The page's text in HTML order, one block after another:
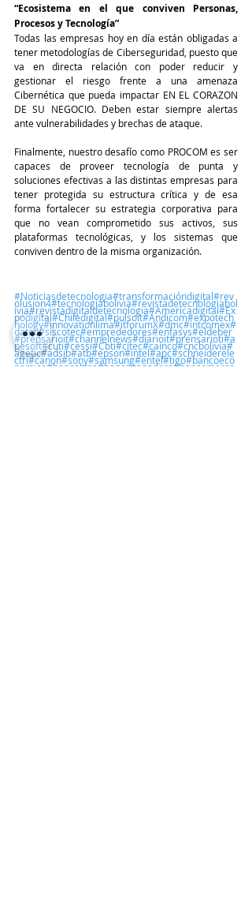
“Ecosistema en el que conviven Personas,
Procesos y Tecnología”
Todas las empresas hoy en día están obligadas a
tener metodologías de Ciberseguridad, puesto que
va en directa relación con poder reducir y
gestionar el riesgo frente a una amenaza
Cibernética que pueda impactar EN EL CORAZON
DE SU NEGOCIO. Deben estar siempre alertas
ante vulnerabilidades y brechas de ataque.
Finalmente, nuestro desafío como PROCOM es ser
capaces de proveer tecnología de punta y
soluciones efectivas a las distintas empresas para
tener protegida su estructura crítica y de esa
forma fortalecer su estrategia corporativa para
que no vean comprometido sus activos, sus
plataformas tecnológicas, y los sistemas que
conviven dentro de la misma organización.
#Noticiasdetecnologia#transformacióndigital#rev
olusion4#tecnologiabolivia#revistadetecnologiabol
ivia#revistadigitaldetecnologia#Americadigital#Ex
podigital #Chiledigital#pulsoit#Andicom#expotech
nology#innovationlima#itforumX#dmc#intcomex#
datec#siscotec#emprededores#enfasys#eldeber
#prensarioit#channelnews#diarioit#prensarioti#a
pesoft#cuti#cessi#Cbti#citec#cainco#cncbolivia#
agetic#adsib#atb#epson#intel#apc#schneiderele
ctri#canon#sony#samsung#entel#tigo#bancoeco
nomico#bancobisa#bancoganadero#bancomerca